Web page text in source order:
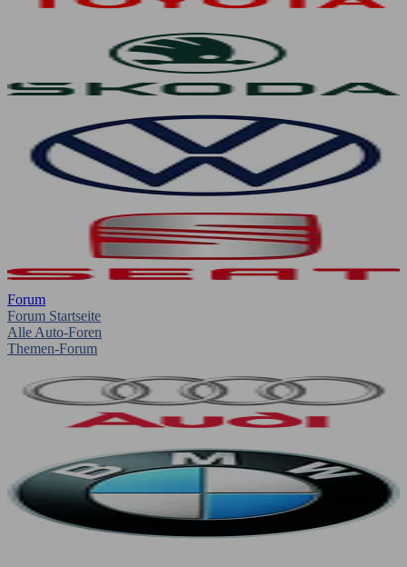
Forum
Forum Startseite
Alle Auto-Foren
Themen-Forum